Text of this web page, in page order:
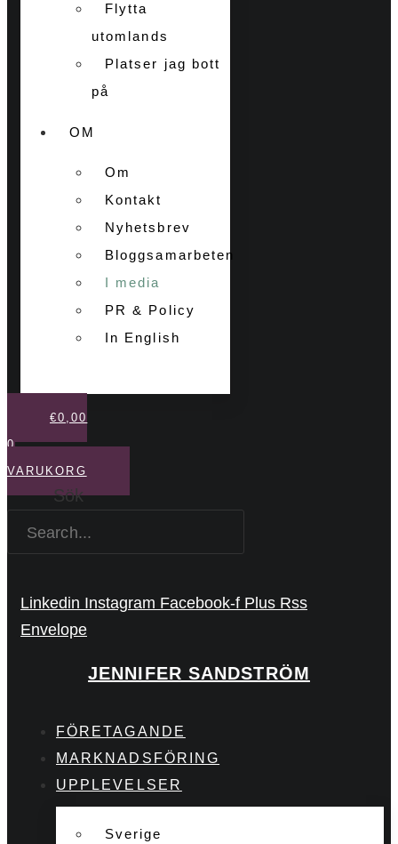
Flytta
utomlands
Platser jag bott
på
OM
Om
Kontakt
Nyhetsbrev
Bloggsamarbeten
I media
PR & Policy
In English
€0,00
0
VARUKORG
Sök
Linkedin Instagram Facebook-f Plus Rss
Envelope
JENNIFER SANDSTRÖM
FÖRETAGANDE
MARKNADSFÖRING
UPPLEVELSER
Sverige